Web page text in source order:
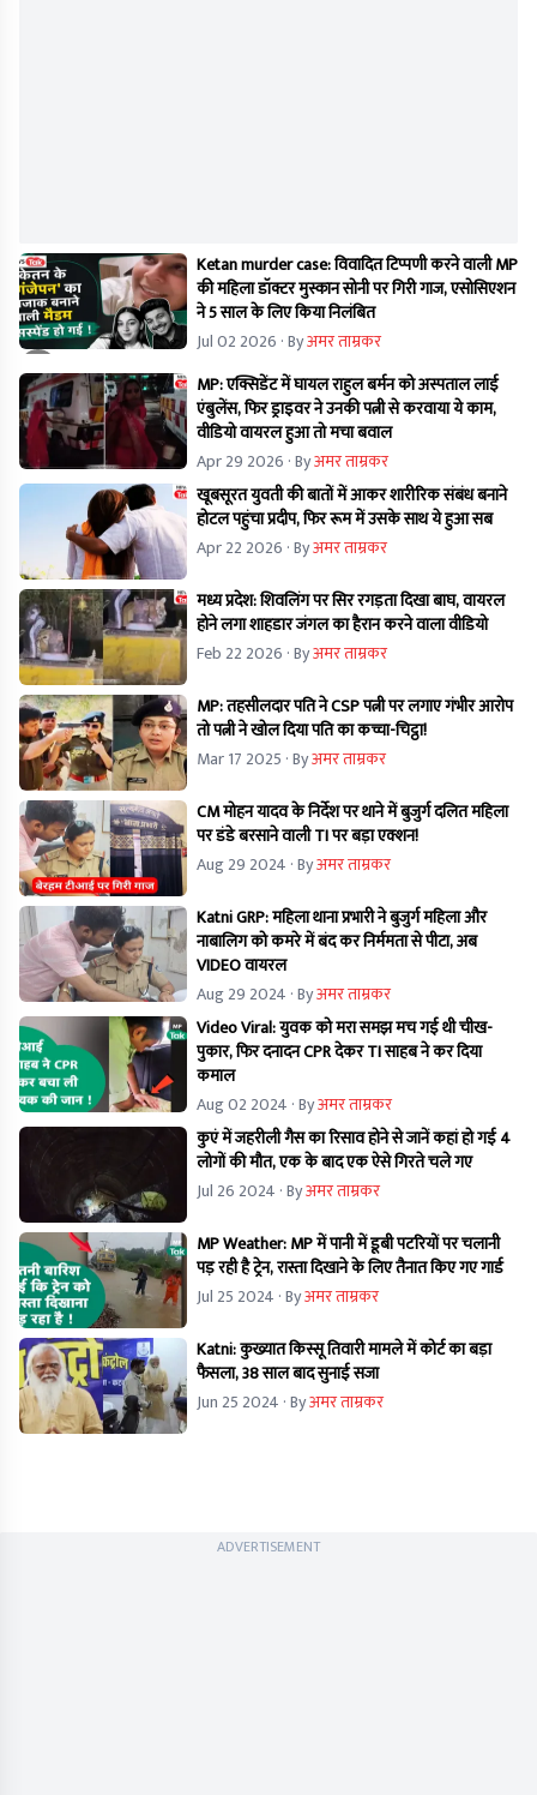
Ketan murder case: विवादित टिप्पणी करने वाली MP
की महिला डॉक्टर मुस्कान सोनी पर गिरी गाज, एसोसिएशन
ने 5 साल के लिए किया निलंबित
Jul 02 2026 · Byअमर ताम्रकर
MP: एक्सिडेंट में घायल राहुल बर्मन को अस्पताल लाई
एंबुलेंस, फिर ड्राइवर ने उनकी पत्नी से करवाया ये काम,
वीडियो वायरल हुआ तो मचा बवाल
Apr 29 2026 · Byअमर ताम्रकर
खूबसूरत युवती की बातों में आकर शारीरिक संबंध बनाने
होटल पहुंचा प्रदीप, फिर रूम में उसके साथ ये हुआ सब
Apr 22 2026 · Byअमर ताम्रकर
मध्य प्रदेश: शिवलिंग पर सिर रगड़ता दिखा बाघ, वायरल
होने लगा शाहडार जंगल का हैरान करने वाला वीडियो
Feb 22 2026 · Byअमर ताम्रकर
MP: तहसीलदार पति ने CSP पत्नी पर लगाए गंभीर आरोप
तो पत्नी ने खोल दिया पति का कच्चा-चिट्ठा!
Mar 17 2025 · Byअमर ताम्रकर
CM मोहन यादव के निर्देश पर थाने में बुजुर्ग दलित महिला
पर डंडे बरसाने वाली TI पर बड़ा एक्शन!
Aug 29 2024 · Byअमर ताम्रकर
Katni GRP: महिला थाना प्रभारी ने बुजुर्ग महिला और
नाबालिग को कमरे में बंद कर निर्ममता से पीटा, अब
VIDEO वायरल
Aug 29 2024 · Byअमर ताम्रकर
Video Viral: युवक को मरा समझ मच गई थी चीख-
पुकार, फिर दनादन CPR देकर TI साहब ने कर दिया
कमाल
Aug 02 2024 · Byअमर ताम्रकर
कुएं में जहरीली गैस का रिसाव होने से जानें कहां हो गई 4
लोगों की मौत, एक के बाद एक ऐसे गिरते चले गए
Jul 26 2024 · Byअमर ताम्रकर
MP Weather: MP में पानी में डूबी पटरियों पर चलानी
पड़ रही है ट्रेन, रास्ता दिखाने के लिए तैनात किए गए गार्ड
Jul 25 2024 · Byअमर ताम्रकर
Katni: कुख्यात किस्सू तिवारी मामले में कोर्ट का बड़ा
फैसला, 38 साल बाद सुनाई सजा
Jun 25 2024 · Byअमर ताम्रकर
ADVERTISEMENT